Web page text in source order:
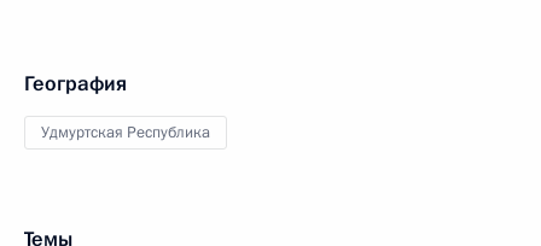
География
Удмуртская Республика
Темы